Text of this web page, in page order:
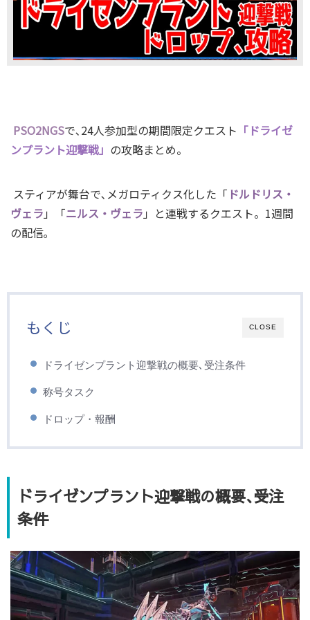
PSO2NGSで､24人参加型の期間限定クエスト 「ドライゼ
ンプラント迎撃戦」 の攻略まとめ。
スティアが舞台で､メガロティクス化した「 ドルドリス・
ヴェラ 」「ニルス・ヴェラ 」と連戦するクエスト。1週間
の配信｡
CLOSE
もくじ
ドライゼンプラント迎撃戦の概要､受注条件
称号タスク
ドロップ・報酬
ドライゼンプラント迎撃戦の概要､受注
条件